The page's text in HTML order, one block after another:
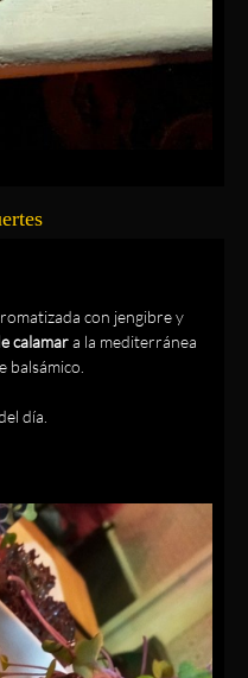
con jengibre y
calamara la mediterránea
día.